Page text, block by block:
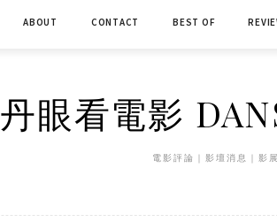
ABOUT CONTACT BEST OF
丹眼看電影
電影評論｜影壇消息｜影